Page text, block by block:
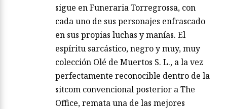
sigue en Funeraria Torregrossa, con
cada uno de sus personajes enfrascado
en sus propias luchas y manías. El
espíritu sarcástico, negro y muy, muy
colección Olé de Muertos S. L., a la vez
perfectamente reconocible dentro de la
sitcom convencional posterior a The
Office, remata una de las mejores